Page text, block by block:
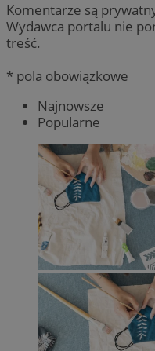
Komentarze są
Wydawca portalu nie
treść.
* pola obowiązkowe
Najnowsze
Popularne